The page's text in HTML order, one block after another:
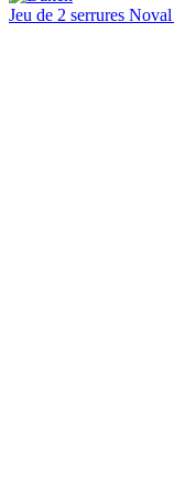
Jeu de 2 serrures